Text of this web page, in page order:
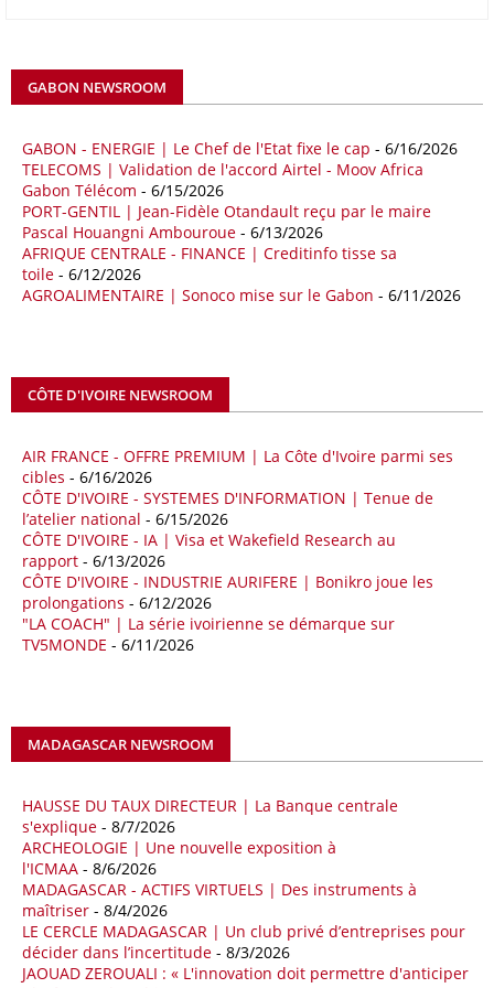
avril, à 81,82 milliards de dollars. Durant la même période, les
importations chinoises en provenance du continent ont atteint 45,02
quatre premiers mois de 2025.
09/05/26 ITALIE - LIBYE
Les deux pays veulent accélérer leurs projets gaziers communs, afin
de sécuriser davantage les approvisionnements énergétiques en
Méditerranée, dans un contexte marqué par des tensions
géopolitiques internationales et des perturbations sur le marché
mondial du gaz. Réunis à Rome le jeudi 7 mai, la Première ministre
coopération et les investissements dans le secteur énergétique. Cette
séquence survient alors que Rome cherche à réduire son exposition
18/04/26 ALGERIE - BP
La multinationale BP signe son retour en Algérie où un permis de
prospection d’hydrocarbures dans le bassin oriental lui a été attribué
par l’Agence nationale pour la valorisation des ressources en
hydrocarbures (ALNAFT). L’information rendue publique mercredi 15
avril par l’institution, intervient dans le cadre de sa politique de relance
de l’exploration. Le périmètre concerné se situe dans une zone de
l’est du pays jugée peu explorée malgré son potentiel. BP pourra y
lancer ses premières opérations de prospection sur le terrain portant
18/04/26 OUGANDA - CITIBANK
américaine Citibank pour arranger la mobilisation des financements
nécessaires à la construction du chemin de fer à écartement standard
(SGR) qui devrait relier la capitale Kampala à la frontière avec le
Kenya, pour un investissement de 2,7 milliards d'euros (3,19 milliards
de dollars). Selon le secrétaire permanent au ministère ougandais des
Finances, Ramathan Ggoobi, lors d’une rencontre entre les ministres
des Finances de l'Ouganda, du Kenya et du Rwanda tenue à
Washington, en marge des réunions de printemps 2026 du FMI et de
la Banque mondiale, des pourparlers avec les institutions de Bretton
GABON NEWSROOM
GABON - ENERGIE | Le Chef de l'Etat fixe le cap - 6/16/2026
TELECOMS | Validation de l'accord Airtel - Moov Africa
Gabon Télécom - 6/15/2026
PORT-GENTIL | Jean-Fidèle Otandault reçu par le maire
Pascal Houangni Ambouroue - 6/13/2026
AFRIQUE CENTRALE - FINANCE | Creditinfo tisse sa
toile - 6/12/2026
AGROALIMENTAIRE | Sonoco mise sur le Gabon - 6/11/2026
CÔTE D'IVOIRE NEWSROOM
AIR FRANCE - OFFRE PREMIUM | La Côte d'Ivoire parmi ses
cibles - 6/16/2026
CÔTE D'IVOIRE - SYSTEMES D'INFORMATION | Tenue de
l’atelier national - 6/15/2026
CÔTE D'IVOIRE - IA | Visa et Wakefield Research au
rapport - 6/13/2026
CÔTE D'IVOIRE - INDUSTRIE AURIFERE | Bonikro joue les
prolongations - 6/12/2026
"LA COACH" | La série ivoirienne se démarque sur
TV5MONDE - 6/11/2026
MADAGASCAR NEWSROOM
HAUSSE DU TAUX DIRECTEUR | La Banque centrale
s'explique - 8/7/2026
ARCHEOLOGIE | Une nouvelle exposition à
l'ICMAA - 8/6/2026
MADAGASCAR - ACTIFS VIRTUELS | Des instruments à
maîtriser - 8/4/2026
LE CERCLE MADAGASCAR | Un club privé d’entreprises pour
décider dans l’incertitude - 8/3/2026
JAOUAD ZEROUALI : « L'innovation doit permettre d'anticiper